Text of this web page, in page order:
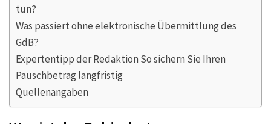
tun?
Was passiert ohne elektronische Übermittlung des
GdB?
Expertentipp der Redaktion So sichern Sie Ihren
Pauschbetrag langfristig
Quellenangaben